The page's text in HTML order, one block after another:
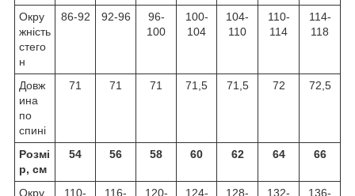
Окру
жність
стего
н
86-92 92-96
96-
100
100-
104
104-
110
110-
114
114-
118
Довж
ина
по
спині
71 71 71 71,5 71,5 72 72,5
Розмі
р, см
54 56 58 60 62 64 66
Окру 110- 116- 120- 124- 128- 132- 136-